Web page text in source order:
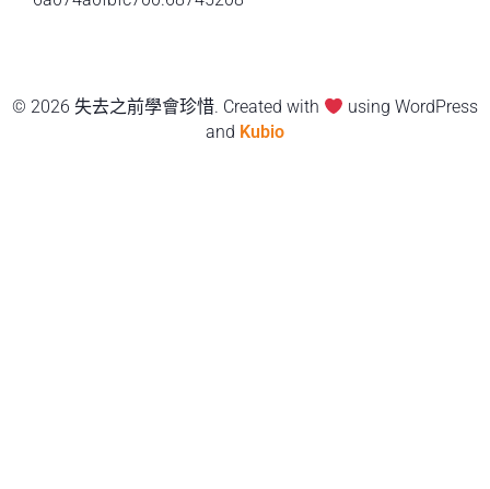
© 2026 失去之前學會珍惜. Created with
using WordPress
and Kubio